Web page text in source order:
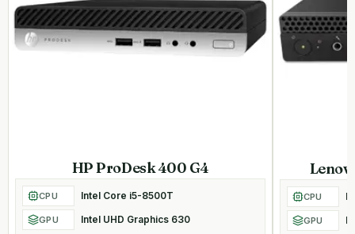
HP ProDesk 400 G4
CPU Intel Core i5-8500T
GPU Intel UHD Graphics 630
CPU
GPU